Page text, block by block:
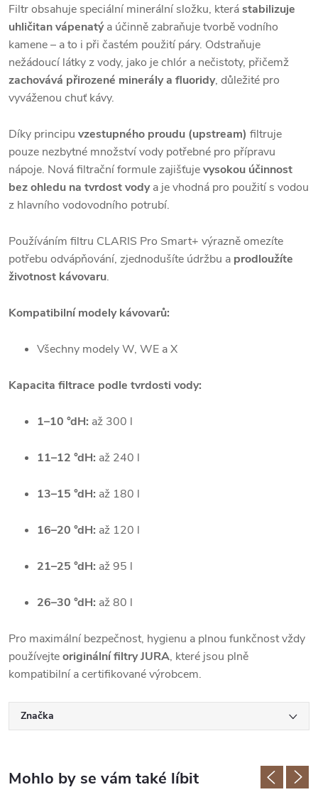
Filtr obsahuje speciální minerální složku, kterástabilizuje
uhličitan vápenatýa účinně zabraňuje tvorbě vodního
kamene – a to i při častém použití páry. Odstraňuje
nežádoucí látky z vody, jako je chlór a nečistoty, přičemž
zachovává přirozené minerály a fluoridy, důležité pro
vyváženou chuť kávy.
Díky principu vzestupného proudu (upstream) filtruje
pouze nezbytné množství vody potřebné pro přípravu
nápoje. Nová filtrační formule zajišťujevysokou účinnost
bez ohledu na tvrdost vodya je vhodná pro použití s vodou
z hlavního vodovodního potrubí.
Používáním filtru CLARIS Pro Smart+ výrazně omezíte
potřebu odvápňování, zjednodušíte údržbu a prodloužíte
životnost kávovaru.
Kompatibilní modely kávovarů:
Všechny modely W, WE a X
Kapacita filtrace podle tvrdosti vody:
1–10 °dH: až 300 l
11–12 °dH: až 240 l
13–15 °dH: až 180 l
16–20 °dH: až 120 l
21–25 °dH: až 95 l
26–30 °dH: až 80 l
Pro maximální bezpečnost, hygienu a plnou funkčnost vždy
používejteoriginální filtry JURA, které jsou plně
kompatibilní a certifikované výrobcem.
Značka